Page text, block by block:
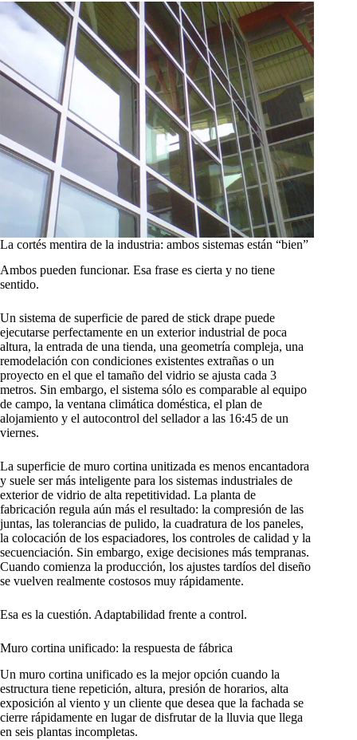
La cortés mentira de la industria: ambos sistemas están “bien”
Ambos pueden funcionar. Esa frase es cierta y no tiene
sentido.
Un sistema de superficie de pared de stick drape puede
ejecutarse perfectamente en un exterior industrial de poca
altura, la entrada de una tienda, una geometría compleja, una
remodelación con condiciones existentes extrañas o un
proyecto en el que el tamaño del vidrio se ajusta cada 3
metros. Sin embargo, el sistema sólo es comparable al equipo
de campo, la ventana climática doméstica, el plan de
alojamiento y el autocontrol del sellador a las 16:45 de un
viernes.
La superficie de muro cortina unitizada es menos encantadora
y suele ser más inteligente para los sistemas industriales de
exterior de vidrio de alta repetitividad. La planta de
fabricación regula aún más el resultado: la compresión de las
juntas, las tolerancias de pulido, la cuadratura de los paneles,
la colocación de los espaciadores, los controles de calidad y la
secuenciación. Sin embargo, exige decisiones más tempranas.
Cuando comienza la producción, los ajustes tardíos del diseño
se vuelven realmente costosos muy rápidamente.
Esa es la cuestión. Adaptabilidad frente a control.
Muro cortina unificado: la respuesta de fábrica
Un muro cortina unificado es la mejor opción cuando la
estructura tiene repetición, altura, presión de horarios, alta
exposición al viento y un cliente que desea que la fachada se
cierre rápidamente en lugar de disfrutar de la lluvia que llega
en seis plantas incompletas.